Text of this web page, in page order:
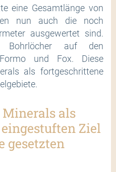
eine Gesamtlänge von
nun auch die noch
ausgewertet sind.
Bohrlöcher auf den
und Fox. Diese
als fortgeschrittene
als
eingestuften Ziel
gesetzten